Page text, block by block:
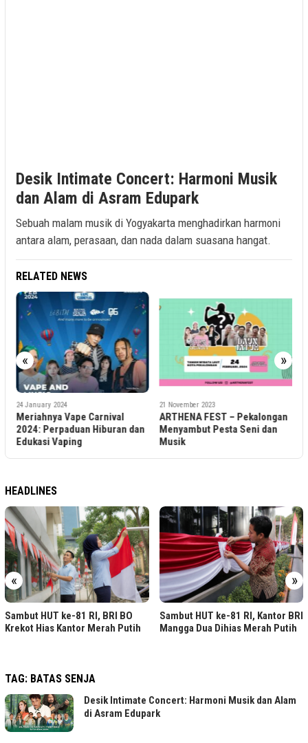
Desik Intimate Concert: Harmoni Musik
dan Alam di Asram Edupark
Sebuah malam musik di Yogyakarta menghadirkan harmoni
antara alam, perasaan, dan nada dalam suasana hangat.
RELATED NEWS
« »
24 January 2024
Meriahnya Vape Carnival
2024: Perpaduan Hiburan dan
Edukasi Vaping
21 November 2023
ARTHENA FEST – Pekalongan
Menyambut Pesta Seni dan
Musik
HEADLINES
« »
Sambut HUT ke-81 RI, BRI BO
Krekot Hias Kantor Merah Putih
Sambut HUT ke-81 RI, Kantor BRI
Mangga Dua Dihias Merah Putih
TAG: BATAS SENJA
Desik Intimate Concert: Harmoni Musik dan Alam
di Asram Edupark